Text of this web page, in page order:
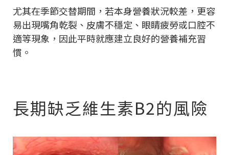
尤其在季節交替期間，若本身營養狀況較差，更容
易出現嘴角乾裂、皮膚不穩定、眼睛疲勞或口腔不
適等現象，因此平時就應建立良好的營養補充習
慣。
長期缺乏維生素B2的風險